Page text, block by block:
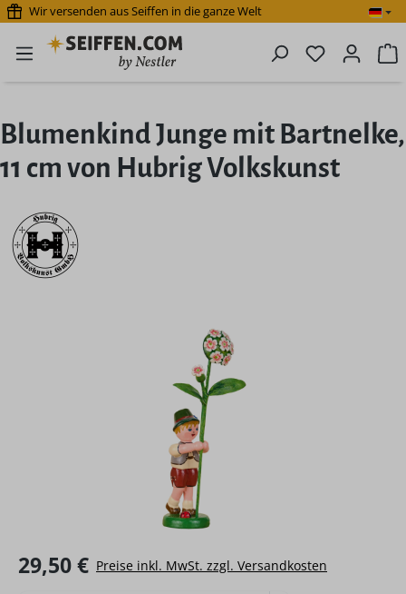
Zum Hauptinhalt springen
Wir versenden aus Seiffen in die ganze Welt
Du hast 0
Blumenkind Junge mit Bartnelke,
11 cm von Hubrig Volkskunst
Regulärer Preis:
29,50 € Preise inkl. MwSt. zzgl. Versandkosten